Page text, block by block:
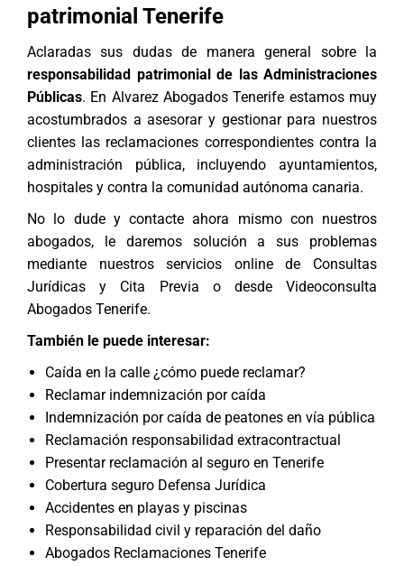
patrimonial Tenerife
Aclaradas sus dudas de manera general sobre la
responsabilidad patrimonial de las Administraciones
Públicas. En Alvarez Abogados Tenerife estamos muy
acostumbrados a asesorar y gestionar para nuestros
clientes las reclamaciones correspondientes contra la
administración pública, incluyendo ayuntamientos,
hospitales y contra la comunidad autónoma canaria.
No lo dude y contacte ahora mismo con nuestros
abogados, le daremos solución a sus problemas
mediante nuestros servicios online de Consultas
Jurídicas y Cita Previa o desde Videoconsulta
Abogados Tenerife.
También le puede interesar:
Caída en la calle ¿cómo puede reclamar?
Reclamar indemnización por caída
Indemnización por caída de peatones en vía pública
Reclamación responsabilidad extracontractual
Presentar reclamación al seguro en Tenerife
Cobertura seguro Defensa Jurídica
Accidentes en playas y piscinas
Responsabilidad civil y reparación del daño
Abogados Reclamaciones Tenerife